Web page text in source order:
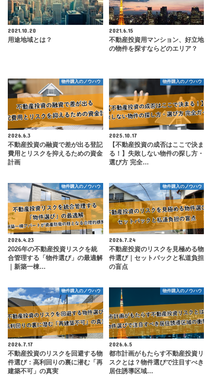
2021.10.20
用途地域とは？
2021.6.15
不動産投資用マンション、好立地
の物件を探すならどのエリア？
物件購入のノウハウ
2026.6.3
不動産投資の融資で差が出る登記
費用とリスクを抑えるための資金
計画
物件購入のノウハウ
2025.10.17
【不動産投資の成否はここで決ま
る！】失敗しない物件の探し方・
選び方 完全…
物件購入のノウハウ
2026.4.23
2026年の不動産投資リスクを統
合管理する「物件選び」の最適解
｜新築一棟…
物件購入のノウハウ
2026.7.24
不動産投資のリスクを見極める物
件選び｜セットバックと私道負担
の盲点
物件購入のノウハウ
2026.7.17
不動産投資のリスクを回避する物
件選び：高利回りの裏に潜む「再
建築不可」の真実
物件購入のノウハウ
2026.6.5
都市計画がもたらす不動産投資リ
スクとは？物件選びで注目すべき
居住誘導区域…